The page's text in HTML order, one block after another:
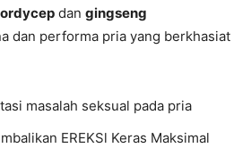
dan gingseng
dan performa pria yang berkhasiat
masalah seksual pada pria
EREKSl Keras Maksimal